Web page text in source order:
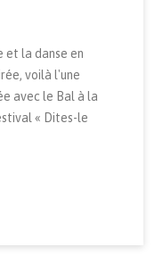
et la danse en
voilà l'une
avec le Bal à la
« Dites-le